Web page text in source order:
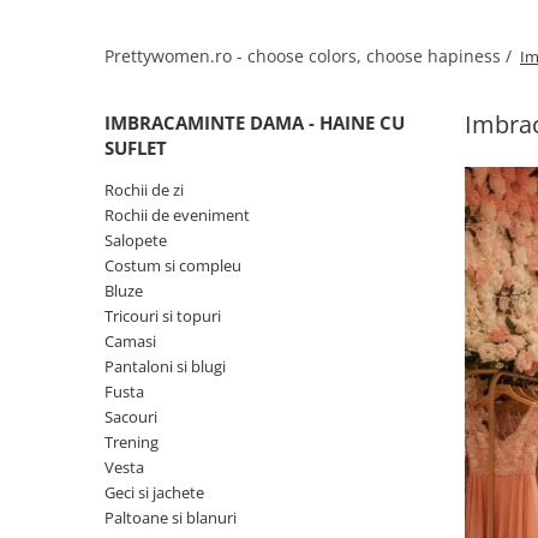
Prettywomen.ro - choose colors, choose hapiness /
IMBRACAMINTE DAMA - HAINE CU
SUFLET
Rochii de zi
Rochii de eveniment
Salopete
Costum si compleu
Bluze
Tricouri si topuri
Camasi
Pantaloni si blugi
Fusta
Sacouri
Trening
Vesta
Geci si jachete
Paltoane si blanuri